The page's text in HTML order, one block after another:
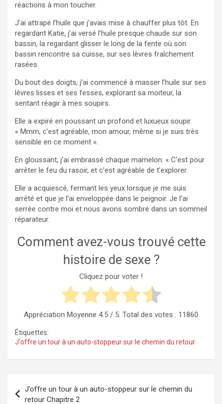
réactions à mon toucher.
J’ai attrapé l’huile que j’avais mise à chauffer plus tôt. En
regardant Katie, j’ai versé l’huile presque chaude sur son
bassin, la regardant glisser le long de la fente où son
bassin rencontre sa cuisse, sur ses lèvres fraîchement
rasées.
Du bout des doigts, j’ai commencé à masser l’huile sur ses
lèvres lisses et ses fesses, explorant sa moiteur, la
sentant réagir à mes soupirs.
Elle a expiré en poussant un profond et luxueux soupir.
« Mmm, c’est agréable, mon amour, même si je suis très
sensible en ce moment ».
En gloussant, j’ai embrassé chaque mamelon. « C’est pour
arrêter le feu du rasoir, et c’est agréable de t’explorer.
Elle a acquiescé, fermant les yeux lorsque je me suis
arrêté et que je l’ai enveloppée dans le peignoir. Je l’ai
serrée contre moi et nous avons sombré dans un sommeil
réparateur.
Comment avez-vous trouvé cette
histoire de sexe ?
Cliquez pour voter !
Appréciation Moyenne 4.5 / 5. Total des votes : 11860
Étiquettes:
J'offre un tour à un auto-stoppeur sur le chemin du retour
de
J’offre un tour à un auto-stoppeur sur le chemin du
retour Chapitre 2